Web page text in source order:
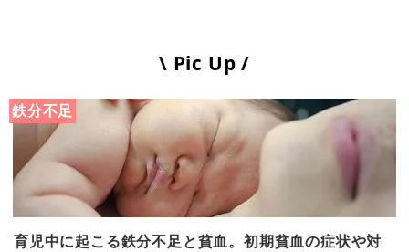
\ Pic Up /
鉄分不足
育児中に起こる鉄分不足と貧血。初期貧血の症状や対